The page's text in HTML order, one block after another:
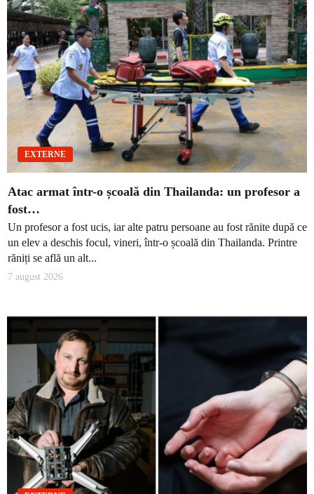
EXTERNE
Atac armat într-o școală din Thailanda: un profesor a
fost…
Un profesor a fost ucis, iar alte patru persoane au fost rănite după ce
un elev a deschis focul, vineri, într-o școală din Thailanda. Printre
răniți se află un alt...
7 august 2026